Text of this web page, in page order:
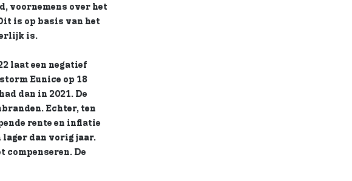
voornemens over het
is op basis van het
is.
laat een negatief
Eunice op 18
dan in 2021. De
Echter, ten
rente en inflatie
lager dan vorig jaar.
De